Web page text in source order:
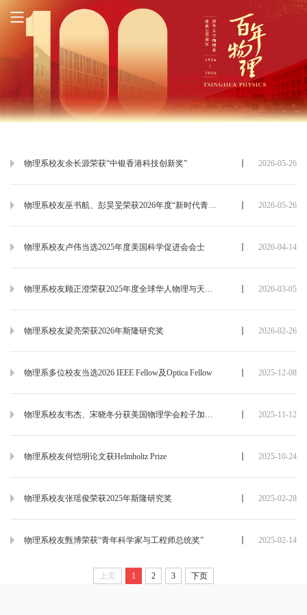
物理系校友余长源荣获“中银香港科技创新奖” 2026-05-26
物理系校友巫书航、彭昊旻荣获2026年度“新时代青年先锋” 2026-05-26
物理系校友卢伟当选2025年度美国科学促进会会士 2026-04-14
物理系校友顾正澄荣获2025年度全球华人物理与天文学会亚洲成就奖 2026-03-05
物理系校友梁亮荣获2026年斯隆研究奖 2026-02-26
物理系多位校友当选2026 IEEE Fellow及Optica Fellow 2025-12-08
物理系校友韦杰、宋晓冬分获美国物理学会粒子加速器Wilson奖与AI2050高级研究员殊荣 2025-11-12
物理系校友何恺明论文获Helmholtz Prize 2025-10-24
物理系校友张瑶俊荣获2025年斯隆研究奖 2025-02-28
物理系校友甄博荣获“青年科学家与工程师总统奖” 2025-02-14
上页 1 2 3 下页